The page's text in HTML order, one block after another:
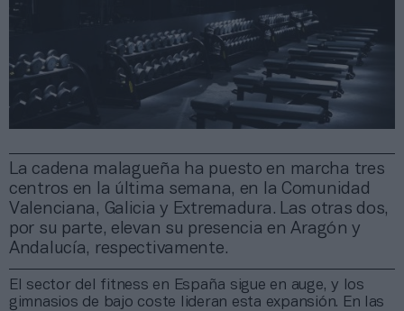
La cadena malagueña ha puesto en marcha tres
centros en la última semana, en la Comunidad
Valenciana, Galicia y Extremadura. Las otras dos,
por su parte, elevan su presencia en Aragón y
Andalucía, respectivamente.
El sector del fitness en España sigue en auge, y los
gimnasios de bajo coste lideran esta expansión. En las